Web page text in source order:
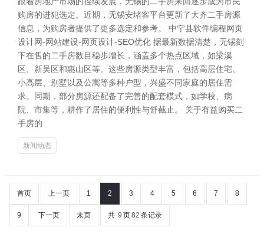
购房的进犯选定。近期，无锡安堵客平台更新了大齐二手房源
信息，为购房者提供了更多选定和参考。 中宁县软件编程网页
设计网-网站建设-网页设计-SEO优化 据最新数据清楚，无锡刻
下在售的二手房数目稳步增长，涵盖多个热点区域，如梁溪
区、新吴区和惠山区等。这些房源类型丰富，包括高层住宅、
小高层、别墅以及公寓等多种户型，兴盛不同家庭的居住需
求。同期，部分房源还配备了完善的配套模式，如学校、病
院、市集等，耕作了居住的便利性与舒截止。 关于有益购买二
手房的
新闻动态
首页 上一页 1 2 3 4 5 6 7 8
9 下一页 末页 共 9 页82 条记录